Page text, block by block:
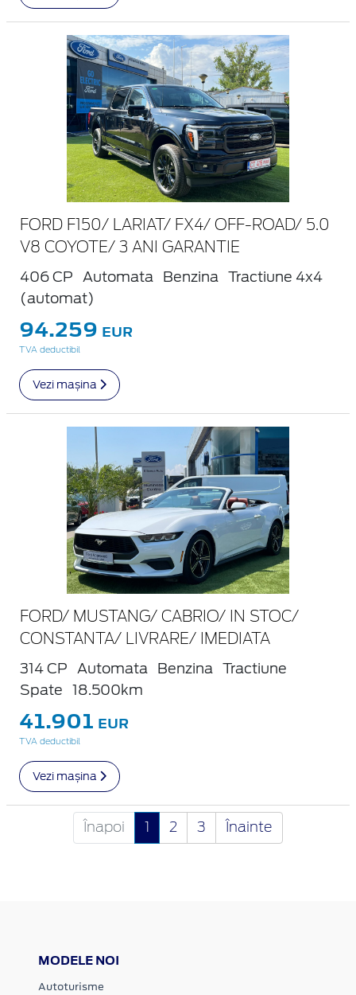
FORD F150/ LARIAT/ FX4/ OFF-ROAD/ 5.0
V8 COYOTE/ 3 ANI GARANTIE
406 CP Automata Benzina
Tractiune 4x4
(automat)
94.259 EUR
TVA deductibil
Vezi mașina
FORD/ MUSTANG/ CABRIO/ IN STOC/
CONSTANTA/ LIVRARE/ IMEDIATA
314 CP Automata Benzina
Tractiune
Spate
18.500km
41.901 EUR
TVA deductibil
Vezi mașina
Înapoi 2 3 Înainte
MODELE NOI
Autoturisme